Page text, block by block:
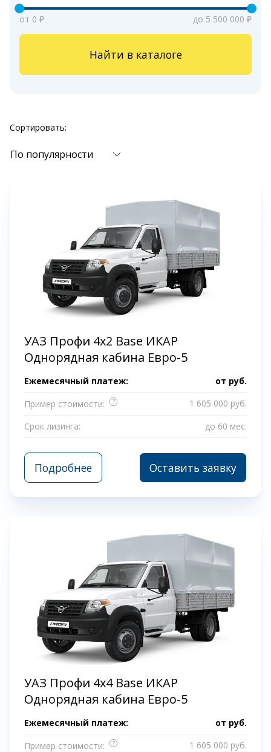
от 0 ₽ до 5 500 000 ₽
Найти в каталоге
Сортировать:
По популярности
УАЗ Профи 4x2 Base ИКАР
Однорядная кабина Евро-5
Ежемесячный платеж: от руб.
Пример стоимости:
?
1 605 000 руб.
Срок лизинга:
до 60 мес.
Подробнее Оставить заявку
УАЗ Профи 4x4 Base ИКАР
Однорядная кабина Евро-5
Ежемесячный платеж: от руб.
Пример стоимости:
?
1 605 000 руб.